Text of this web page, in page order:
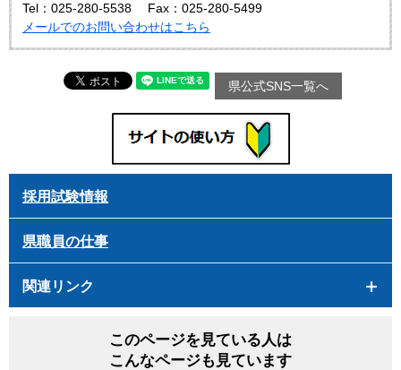
Tel：025-280-5538
Fax：025-280-5499
メールでのお問い合わせはこちら
県公式SNS一覧へ
採用試験情報
県職員の仕事
関連リンク
このページを見ている人は
こんなページも見ています